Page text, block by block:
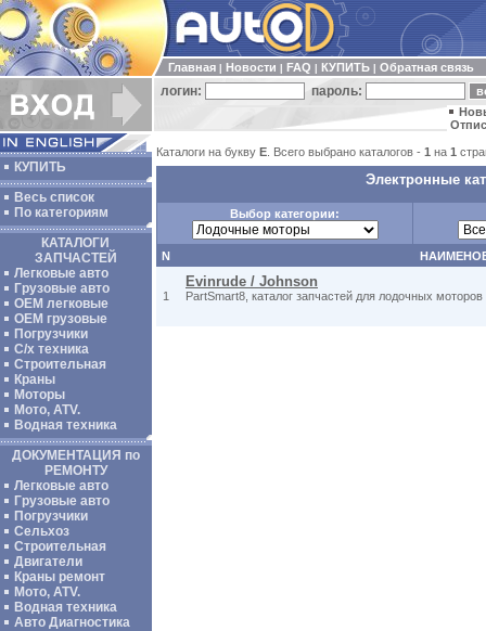
Главная Новости FAQ КУПИТЬ Обратная связь
логин: пароль:
КУПИТЬ
Весь список
По категориям
КАТАЛОГИ
ЗАПЧАСТЕЙ
Легковые авто
Грузовые авто
ОЕМ легковые
OEM грузовые
Погрузчики
С/х техника
Строительная
Краны
Моторы
Мото, ATV.
Водная техника
ДОКУМЕНТАЦИЯ по
РЕМОНТУ
Легковые авто
Грузовые авто
Погрузчики
Сельхоз
Строительная
Двигатели
Краны ремонт
Мото, ATV.
Водная техника
Авто Диагностика
Каталоги на букву E . Всего выбрано каталогов - 1 на 1
Электронные
Выбор категории:
N
1
Evinrude / Johnson
PartSmart8, каталог запчастей для лодочных